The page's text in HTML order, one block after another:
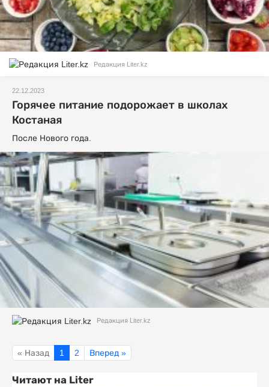
Редакция Liter.kz
22.12.2023
Горячее питание подорожает в школах
Костаная
После Нового года.
Редакция Liter.kz
« Назад 1 2 Вперед »
Читают на Liter